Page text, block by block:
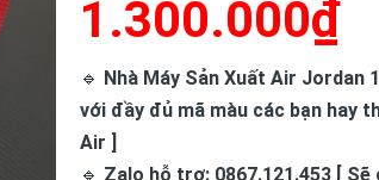
1.300.000₫
🔹 Nhà Máy Sản Xuất Air
với đầy đủ mã màu các bạn hay
Air ]
🔹 Zalo hỗ trợ: 0867.121.453 [